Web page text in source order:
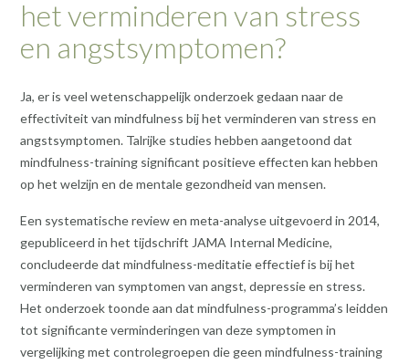
het verminderen van stress
en angstsymptomen?
Ja, er is veel wetenschappelijk onderzoek gedaan naar de
effectiviteit van mindfulness bij het verminderen van stress en
angstsymptomen. Talrijke studies hebben aangetoond dat
mindfulness-training significant positieve effecten kan hebben
op het welzijn en de mentale gezondheid van mensen.
Een systematische review en meta-analyse uitgevoerd in 2014,
gepubliceerd in het tijdschrift JAMA Internal Medicine,
concludeerde dat mindfulness-meditatie effectief is bij het
verminderen van symptomen van angst, depressie en stress.
Het onderzoek toonde aan dat mindfulness-programma’s leidden
tot significante verminderingen van deze symptomen in
vergelijking met controlegroepen die geen mindfulness-training